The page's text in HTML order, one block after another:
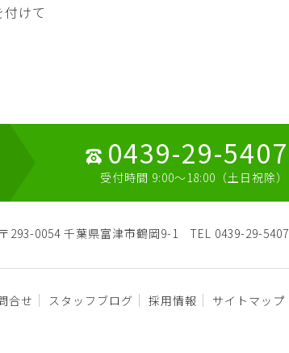
けて
0439-29-5407
受付時間 9:00～18:00（土日祝除）
〒293-0054 千葉県富津市鶴岡9-1 TEL 0439-29-5407
合せ スタッフブログ 採用情報 サイトマップ